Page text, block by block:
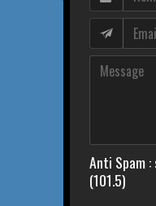
Anti Spam
(101.5)